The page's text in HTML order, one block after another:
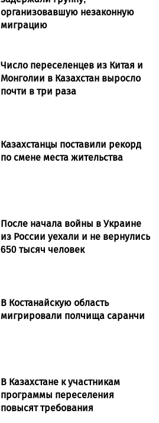
организовавшую незаконную
миграцию
Число переселенцев из Китая и
Монголии в Казахстан выросло
почти в три раза
Казахстанцы поставили рекорд
по смене места жительства
После начала войны в Украине
из России уехали и не вернулись
650 тысяч человек
В Костанайскую область
мигрировали полчища саранчи
В Казахстане к участникам
программы переселения
повысят требования